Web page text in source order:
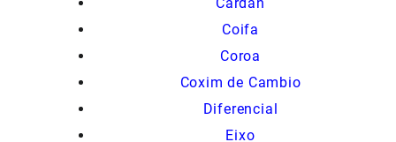
Coifa
Coroa
Coxim de Cambio
Diferencial
Eixo